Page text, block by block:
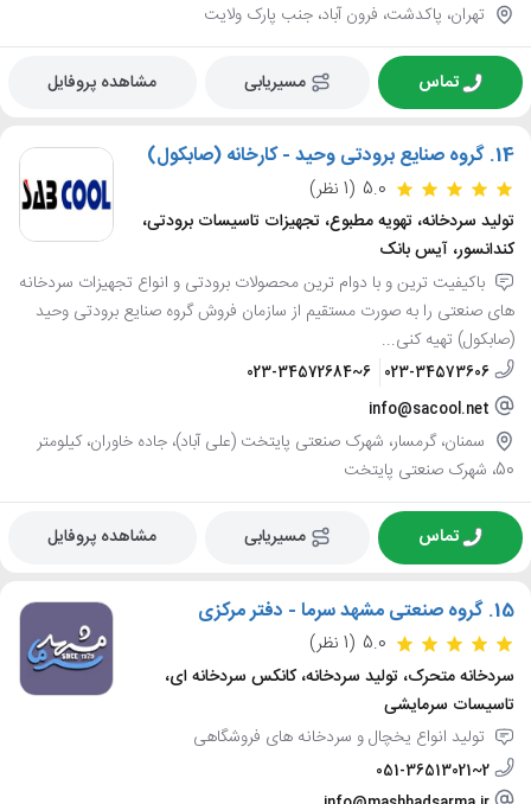
تهران، پاکدشت، فرون آباد، جنب پارک ولایت
تماس مسیریابی مشاهده پروفایل
14. گروه صنایع برودتی وحید - کارخانه (صابکول)
5.0 (1 نظر)
تولید سردخانه، تهویه مطبوع، تجهیزات تاسیسات برودتی،
کندانسور، آیس بانک
باکیفیت ترین و با دوام ترین محصولات برودتی و انواع تجهیزات سردخانه
های صنعتی را به صورت مستقیم از سازمان فروش گروه صنایع برودتی وحید
(صابکول) تهیه کنی...
023-34573606
023-34572684~6
info@sacool.net
سمنان، گرمسار، شهرک صنعتی پایتخت (علی آباد)، جاده خاوران، کیلومتر
50، شهرک صنعتی پایتخت
تماس مسیریابی مشاهده پروفایل
15. گروه صنعتی مشهد سرما - دفتر مرکزی
5.0 (1 نظر)
سردخانه متحرک، تولید سردخانه، کانکس سردخانه ای،
تاسیسات سرمایشی
تولید انواع یخچال و سردخانه های فروشگاهی
051-36513021~2